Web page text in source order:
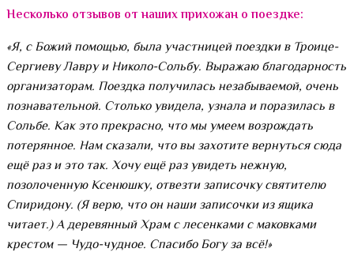
Несколько отзывов от наших прихожан о поездке:
«Я, с Божий помощью, была участницей поездки в Троице-
Сергиеву Лавру и Николо-Сольбу. Выражаю благодарность
организаторам. Поездка получилась незабываемой, очень
познавательной. Столько увидела, узнала и поразилась в
Сольбе. Как это прекрасно, что мы умеем возрождать
потерянное. Нам сказали, что вы захотите вернуться сюда
ещё раз и это так. Хочу ещё раз увидеть нежную,
позолоченную Ксенюшку, отвезти записочку святителю
Спиридону. (Я верю, что он наши записочки из ящика
читает.) А деревянный Храм с лесенками с маковками
крестом — Чудо-чудное. Спасибо Богу за всё!»